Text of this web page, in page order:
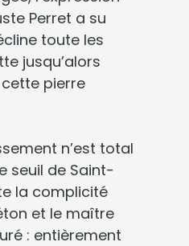
Perret a su
toute les
jusqu’alors
pierre
n’est total
seuil de Saint-
la complicité
et le maître
: entièrement